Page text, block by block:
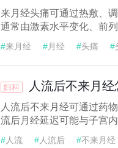
来月经头痛可通过热敷、
通常由激素水平变化、前
#来月经 #月经 #头痛 #
妇科 人流后不来月经
人流后不来月经可通过药
流后月经延迟可能与子宫
#人流 #人流后 #不来月经